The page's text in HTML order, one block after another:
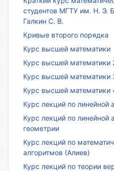
студентов МГТУ им. Н. Э.
Галкин С. В.
Кривые второго порядка
Курс высшей математики
Курс высшей математики
Курс высшей математики
Курс высшей математики
Курс лекций по линейной
Курс лекций по линейной
геометрии
Курс лекций по
алгоритмов (Алиев)
Курс лекций по теории